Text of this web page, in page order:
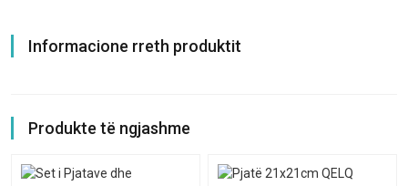
Informacione rreth produktit
Produkte të ngjashme